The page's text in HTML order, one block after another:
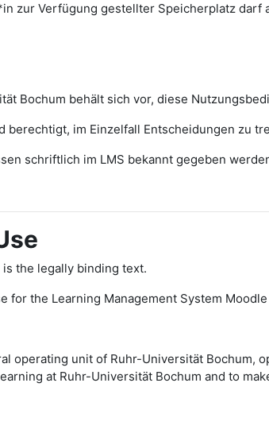
zur Verfügung gestellter Speicherplatz
Bochum behält sich vor, diese
berechtigt, im Einzelfall Entscheidungen zu
schriftlich im LMS bekannt gegeben
the legally binding text.
for the Learning Management System
operating unit of Ruhr-Universität
at Ruhr-Universität Bochum and to